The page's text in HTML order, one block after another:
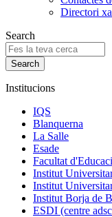
Directori
Search
Institucions
IQS
Blanquerna
La Salle
Esade
Facultat
Institut
Institut
Institut Borja de
ESDI (centre